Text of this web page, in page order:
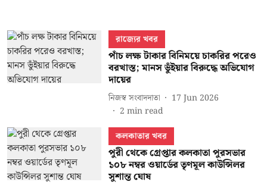
রাজ্যের খবর
পাঁচ লক্ষ টাকার বিনিময়ে চাকরির পরেও
বরখাস্ত; মানস ভুঁইয়ার বিরুদ্ধে অভিযোগ
দায়ের
নিজস্ব সংবাদদাতা
17 Jun 2026
2 min read
কলকাতার খবর
পুরী থেকে গ্রেপ্তার কলকাতা পুরসভার
১০৮ নম্বর ওয়ার্ডের তৃণমূল কাউন্সিলর
সুশান্ত ঘোষ